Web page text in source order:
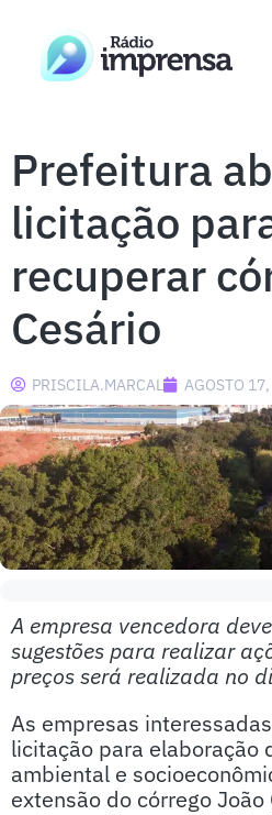
Prefeitura
licitação
recuperar
Cesário
PRISCILA.MARCAL AGOSTO
A empresa vencedora
sugestões para realizar
preços será realizada no
As empresas
licitação para elaboração
ambiental e
extensão do córrego João